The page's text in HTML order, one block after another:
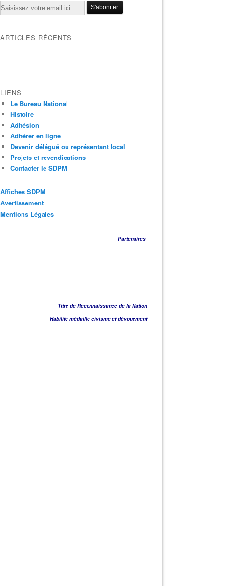
Email
ARTICLES RÉCENTS
LIENS
Le Bureau National
Histoire
Adhésion
Adhérer en ligne
Devenir délégué ou représentant local
Projets et revendications
Contacter le SDPM
Affiches SDPM
Avertissement
Mentions Légales
Partenaires
Titre de Reconnaissance de la Nation
Habilité médaille civisme et dévouement